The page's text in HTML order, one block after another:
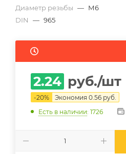
Диаметр резьбы — М6
DIN
— 965
2.24 руб./шт
-20% Экономия 0.56 руб.
Есть в наличии: 1726